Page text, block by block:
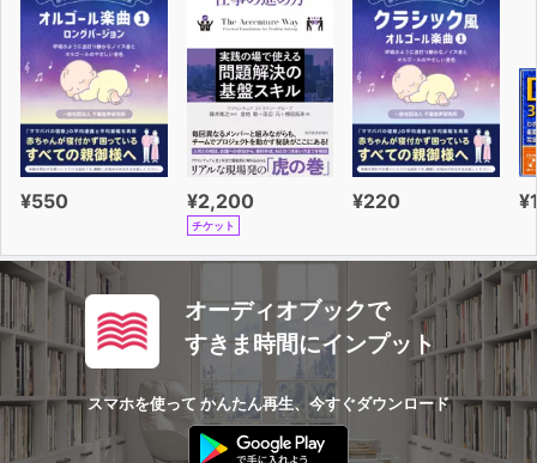
¥550 ¥2,200
チケット
¥220
オーディオブックで
すきま時間にインプット
スマホを使って かんたん再生、今すぐダウンロード